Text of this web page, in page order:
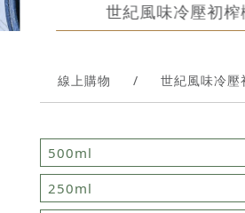
世紀風味冷壓初榨
線上購物 / 世紀風味冷壓
500ml
250ml